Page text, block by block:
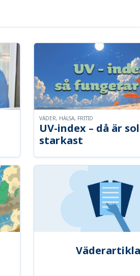
UV-index – då är
starkast
VÄDER, HÄLSA, FRITID